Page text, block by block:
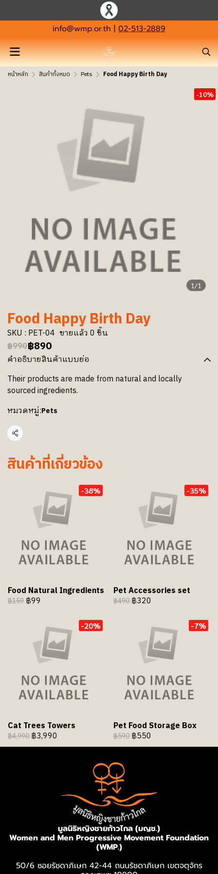
info@wmp.or.th | 02-513-2889
หน้าหลัก สินค้าทั้งหมด Pets Food Happy Birth Day
1/1
-10%
Food Happy Birth Day
SKU : PET-04 ขายแล้ว 0 ชิ้น
฿990฿890
คำอธิบายสินค้าแบบย่อ
Their products are made from natural and locally
sourced ingredients.
หมวดหมู่:Pets
แชร์
สินค้าที่เกี่ยวข้อง
-38%
Food Natural Ingredients
฿159 ฿99
-35%
Pet Accessories set
฿490 ฿320
-20%
Cat Trees Towers
฿4,990 ฿3,990
-7%
Pet Food Storage Box
฿590 ฿550
มูลนิธิหญิงชายก้าวไกล (มญช.)
Women and Men Progressive Movement Foundation
(WMP.)
50/6 ซอยรัชดาภิเษก 42-44 ถนนรัชดาภิเษก เขตจตุจักร